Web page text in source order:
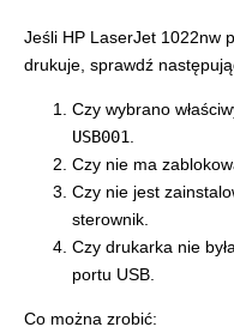
Jeśli HP LaserJet 1022nw
drukuje, sprawdź
Czy wybrano
USB001
Czy nie ma
Czy nie jest
sterownik.
Czy drukarka nie
portu USB.
Co można zrobić: